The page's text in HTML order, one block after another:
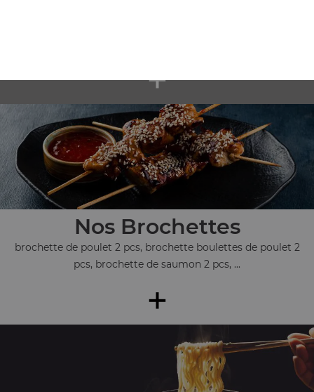
+
Nos Brochettes
brochette de poulet 2 pcs, brochette boulettes de poulet 2
pcs, brochette de saumon 2 pcs, ...
+